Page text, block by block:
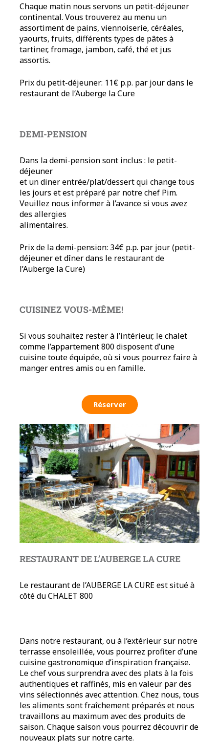
Chaque matin nous servons un petit-déjeuner
continental. Vous trouverez au menu un
assortiment de pains, viennoiserie, céréales,
yaourts, fruits, différents types de pâtes à
tartiner, fromage, jambon, café, thé et jus
assortis.
Prix du petit-déjeuner: 11€ p.p. par jour dans le
restaurant de l’Auberge la Cure
DEMI-PENSION
Dans la demi-pension sont inclus : le petit-
déjeuner
et un diner entrée/plat/dessert qui change tous
les jours et est préparé par notre chef Pim.
Veuillez nous informer à l’avance si vous avez
des allergies
alimentaires.
Prix de la demi-pension: 34€ p.p. par jour (petit-
déjeuner et dîner dans le restaurant de
l’Auberge la Cure)
CUISINEZ VOUS-MÊME!
Si vous souhaitez rester à l’intérieur, le chalet
comme l’appartement 800 disposent d’une
cuisine toute équipée, où si vous pourrez faire à
manger entres amis ou en famille.
Réserver
RESTAURANT DE L’AUBERGE LA CURE
Le restaurant de l’AUBERGE LA CURE est situé à
côté du CHALET 800
Dans notre restaurant, ou à l’extérieur sur notre
terrasse ensoleillée, vous pourrez profiter d’une
cuisine gastronomique d’inspiration française.
Le chef vous surprendra avec des plats à la fois
authentiques et raffinés, mis en valeur par des
vins sélectionnés avec attention. Chez nous, tous
les aliments sont fraîchement préparés et nous
travaillons au maximum avec des produits de
saison. Chaque saison vous pourrez découvrir de
nouveaux plats sur notre carte.